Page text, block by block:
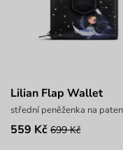
Lilian Flap Wallet
559 Kč 699 Kč